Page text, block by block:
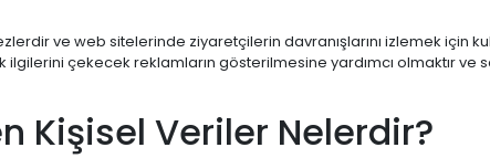
ve web sitelerinde ziyaretçilerin davranışlarını izlemek için
ilgilerini çekecek reklamların gösterilmesine yardımcı olmaktır ve
Kişisel Veriler Nelerdir?